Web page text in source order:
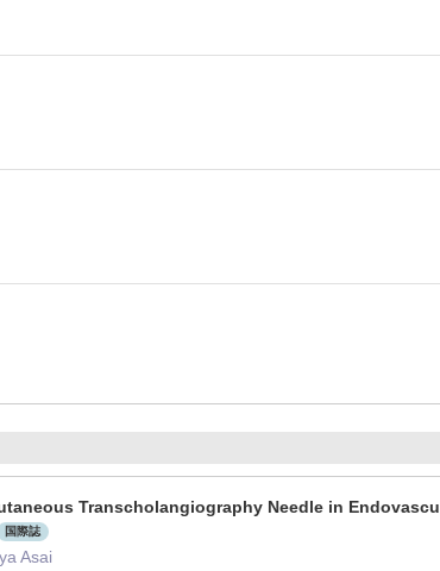
Transcholangiography Needle in
国際誌
Asai